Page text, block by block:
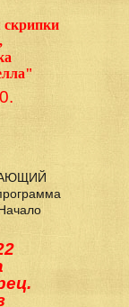
скрипки